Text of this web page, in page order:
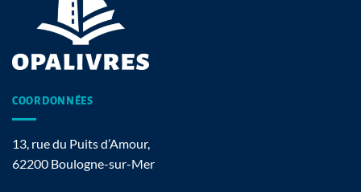
COORDONNÉES
13, rue du Puits d’Amour,
62200 Boulogne-sur-Mer